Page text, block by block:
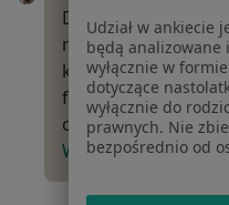
Dzień dobry,
kolanowym.
fizjoterapeuty/
oceni czy jest ona
Więcej
Udział w ankiecie
będą analizowane
wyłącznie w
dotyczące
wyłącznie do
prawnych. Nie
bezpośrednio od